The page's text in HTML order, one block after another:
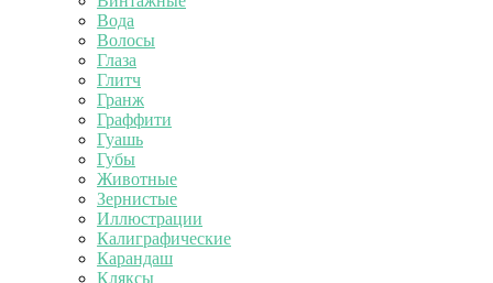
Вода
Волосы
Глаза
Глитч
Гранж
Граффити
Гуашь
Губы
Животные
Зернистые
Иллюстрации
Калиграфические
Карандаш
Кляксы